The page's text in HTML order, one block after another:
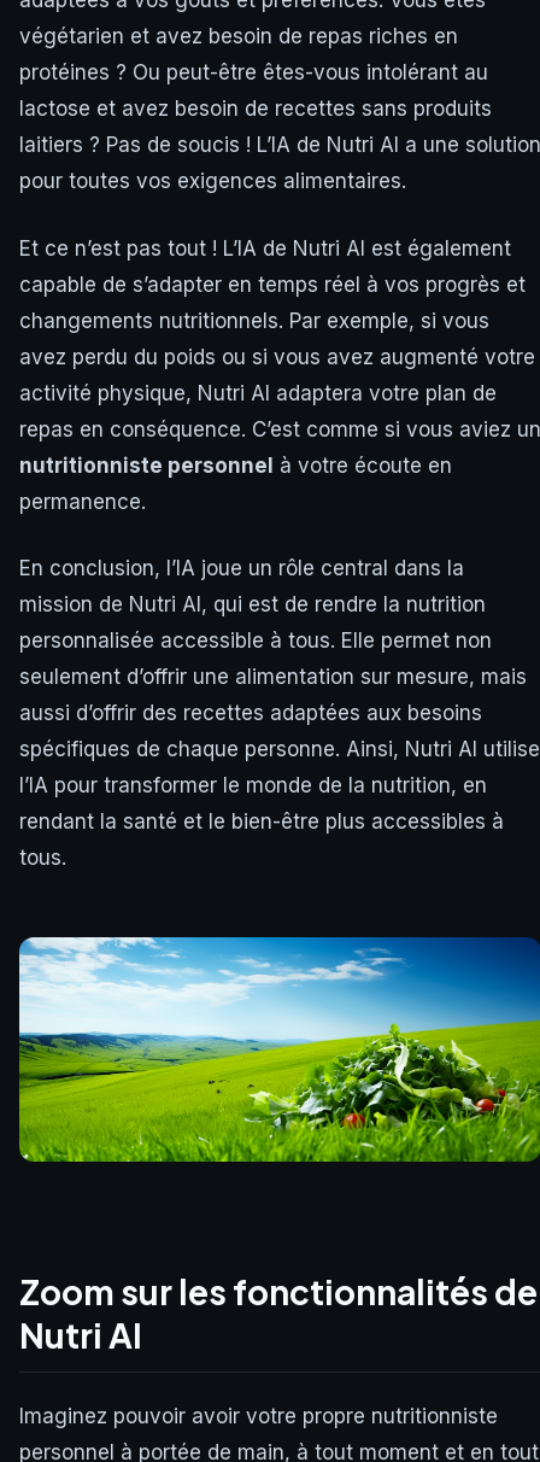
végétarien et avez besoin de repas riches en
protéines ? Ou peut-être êtes-vous intolérant au
lactose et avez besoin de recettes sans produits
laitiers ? Pas de soucis ! L’IA de Nutri AI a une solution
pour toutes vos exigences alimentaires.
Et ce n’est pas tout ! L’IA de Nutri AI est également
capable de s’adapter en temps réel à vos progrès et
changements nutritionnels. Par exemple, si vous
avez perdu du poids ou si vous avez augmenté votre
activité physique, Nutri AI adaptera votre plan de
repas en conséquence. C’est comme si vous aviez un
nutritionniste personnel à votre écoute en
permanence.
En conclusion, l’IA joue un rôle central dans la
mission de Nutri AI, qui est de rendre la nutrition
personnalisée accessible à tous. Elle permet non
seulement d’offrir une alimentation sur mesure, mais
aussi d’offrir des recettes adaptées aux besoins
spécifiques de chaque personne. Ainsi, Nutri AI utilise
l’IA pour transformer le monde de la nutrition, en
rendant la santé et le bien-être plus accessibles à
tous.
Zoom sur les fonctionnalités de
Nutri AI
Imaginez pouvoir avoir votre propre nutritionniste
personnel à portée de main, à tout moment et en tout